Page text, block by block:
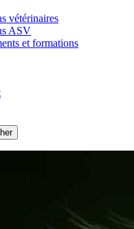
vétérinaires
ASV
et formations